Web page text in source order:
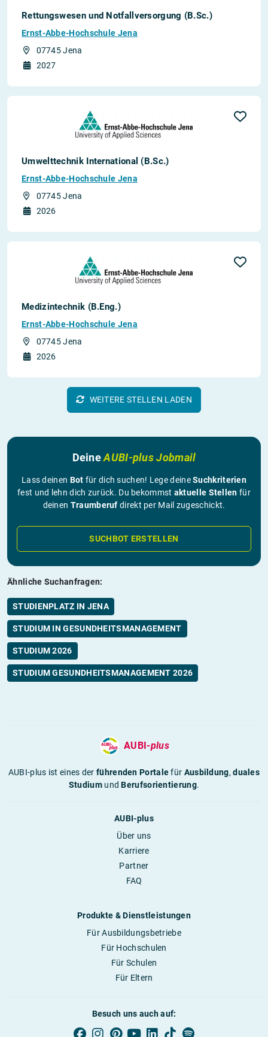
Rettungswesen und Notfallversorgung (B.Sc.)
Ernst-Abbe-Hochschule Jena
07745 Jena
2027
Umwelttechnik International (B.Sc.)
Ernst-Abbe-Hochschule Jena
07745 Jena
2026
Medizintechnik (B.Eng.)
Ernst-Abbe-Hochschule Jena
07745 Jena
2026
WEITERE STELLEN LADEN
DeineAUBI-plus Jobmail
Lass deinen Bot für dich suchen! Lege deineSuchkriterien
fest und lehn dich zurück. Du bekommst aktuelle Stellen für
deinen Traumberuf direkt per Mail zugeschickt.
SUCHBOT ERSTELLEN
Ähnliche Suchanfragen:
STUDIENPLATZ IN JENA
STUDIUM IN GESUNDHEITSMANAGEMENT
STUDIUM 2026
STUDIUM GESUNDHEITSMANAGEMENT 2026
AUBI-plus
AUBI-plus ist eines derführenden Portalefür Ausbildung,duales
StudiumundBerufsorientierung.
AUBI-plus
Über uns
Karriere
Partner
FAQ
Produkte & Dienstleistungen
Für Ausbildungsbetriebe
Für Hochschulen
Für Schulen
Für Eltern
Besuch uns auch auf: